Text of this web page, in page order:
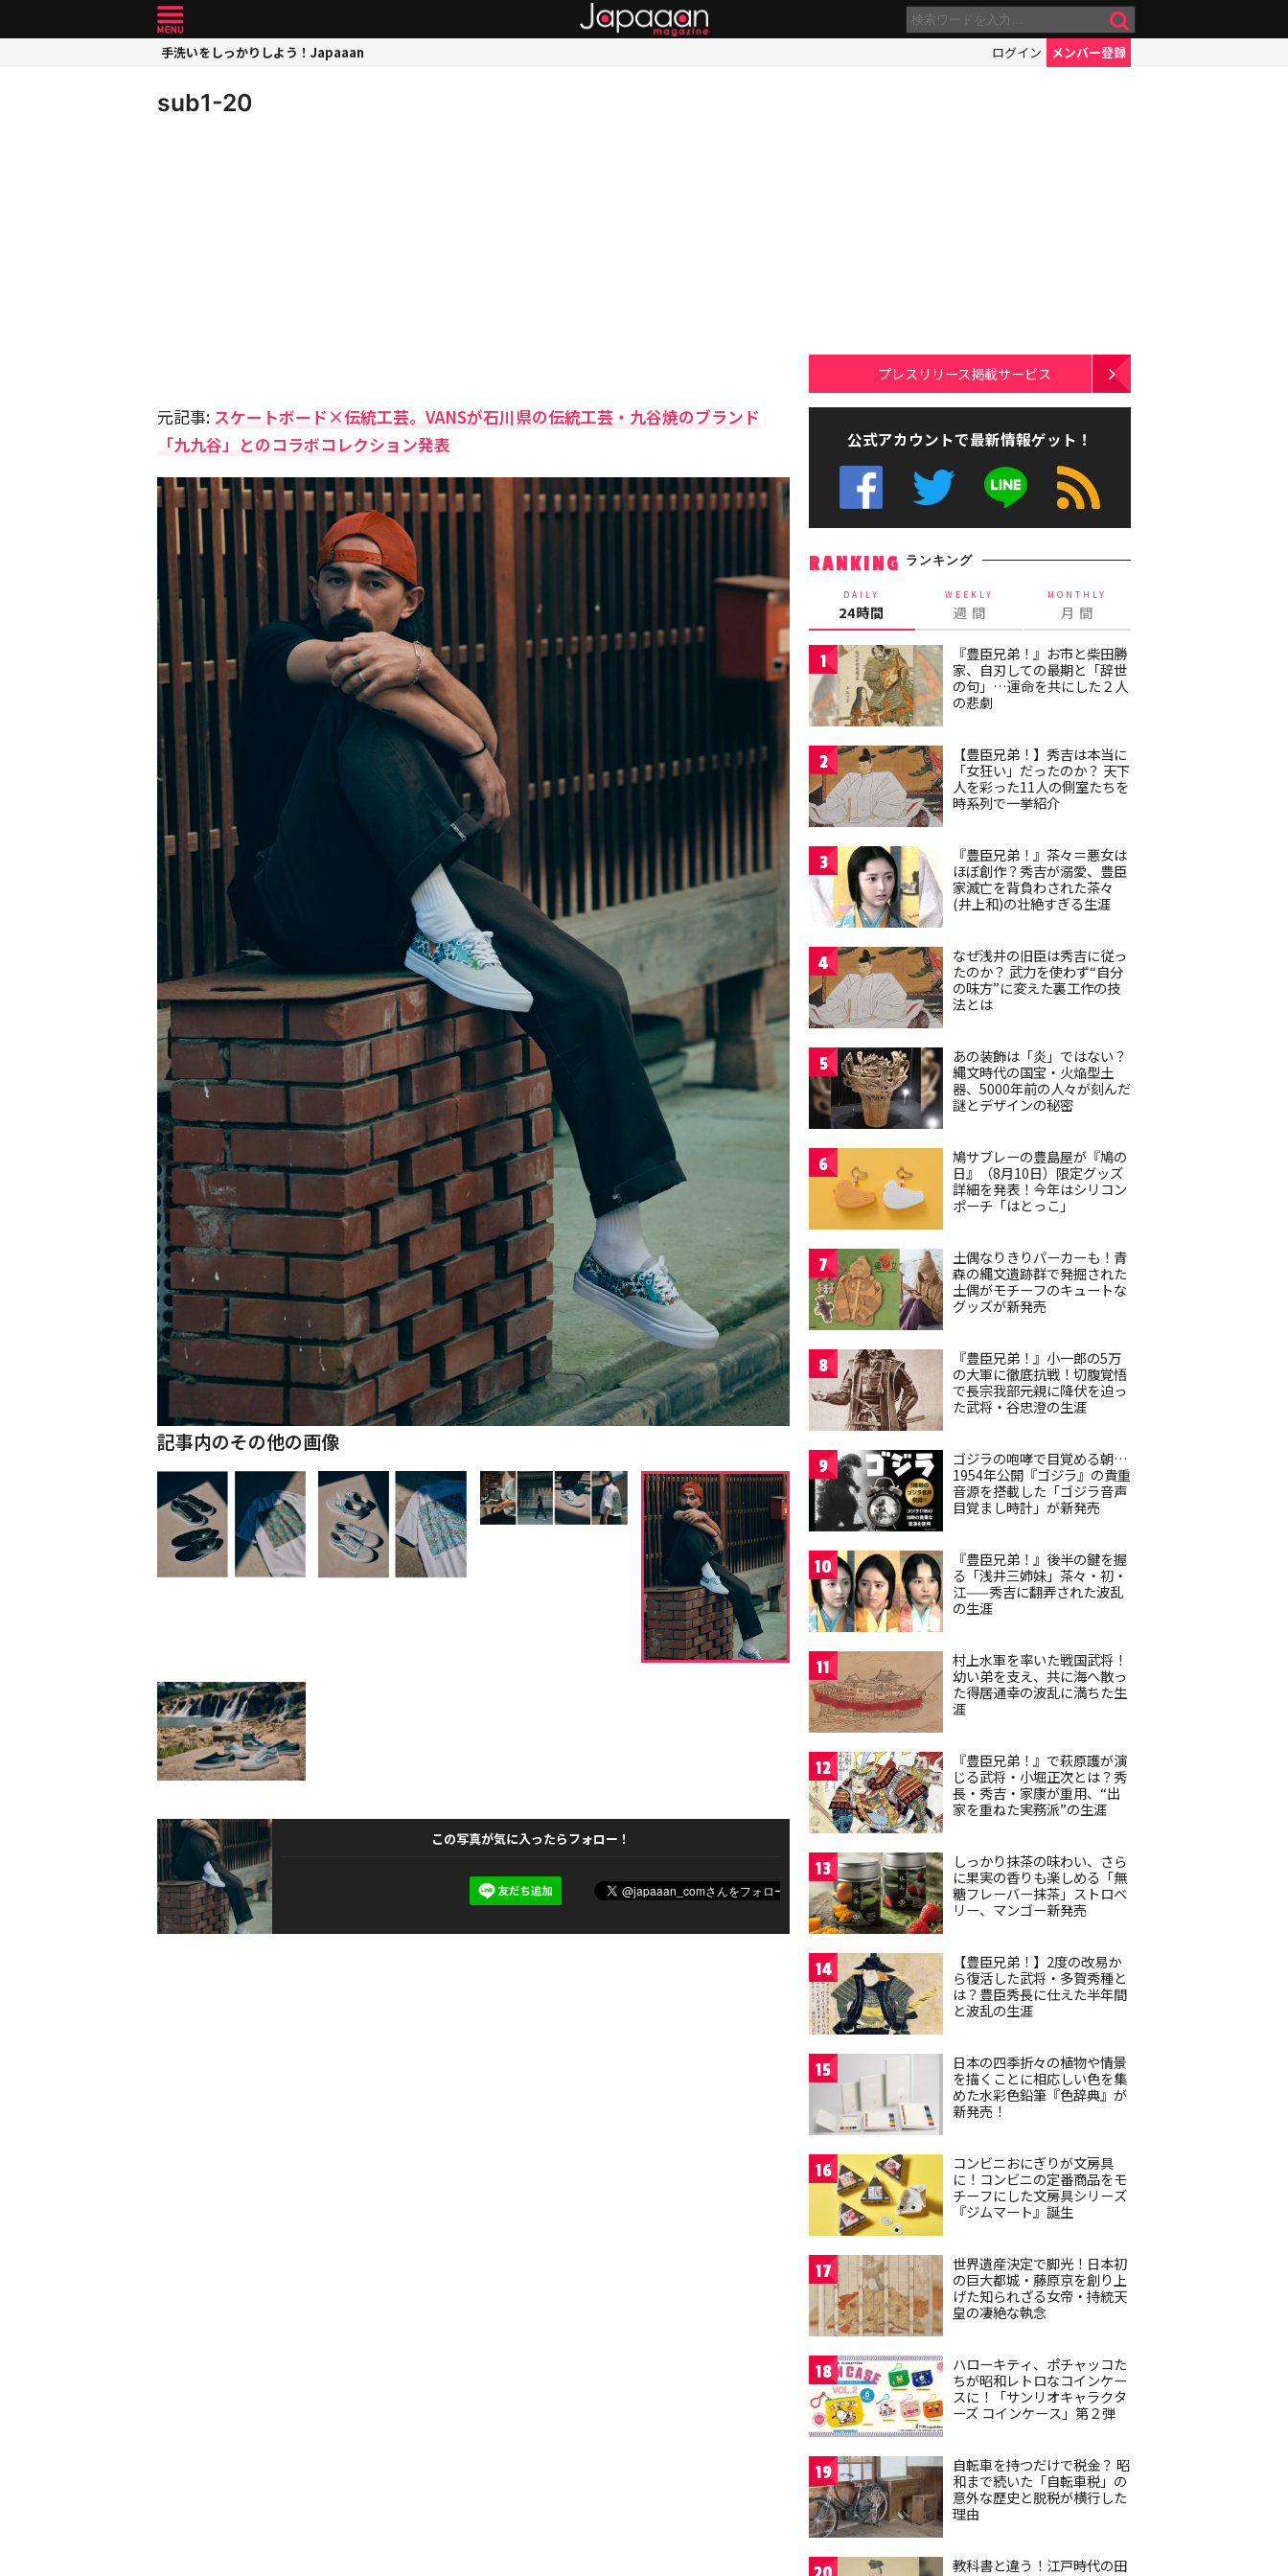
手洗いをしっかりしよう！Japaaan ログイン メンバー登録
sub1-20
元記事: スケートボード×伝統工芸。VANSが石川県の伝統工芸・九谷焼のブランド
「九九谷」とのコラボコレクション発表
記事内のその他の画像
この写真が気に入ったらフォロー！
プレスリリース掲載サービス
公式アカウントで最新情報ゲット！
RANKING ランキング
DAILY
24時間
WEEKLY
週 間
MONTHLY
月 間
1
『豊臣兄弟！』お市と柴田勝
家、自刃しての最期と「辞世
の句」…運命を共にした２人
の悲劇
2
【豊臣兄弟！】秀吉は本当に
「女狂い」だったのか？ 天下
人を彩った11人の側室たちを
時系列で一挙紹介
3
『豊臣兄弟！』茶々＝悪女は
ほぼ創作？秀吉が溺愛、豊臣
家滅亡を背負わされた茶々
(井上和)の壮絶すぎる生涯
4
なぜ浅井の旧臣は秀吉に従っ
たのか？ 武力を使わず“自分
の味方”に変えた裏工作の技
法とは
5
あの装飾は「炎」ではない？
縄文時代の国宝・火焔型土
器、5000年前の人々が刻んだ
謎とデザインの秘密
6
鳩サブレーの豊島屋が『鳩の
日』（8月10日）限定グッズ
詳細を発表！今年はシリコン
ポーチ「はとっこ」
7
土偶なりきりパーカーも！青
森の縄文遺跡群で発掘された
土偶がモチーフのキュートな
グッズが新発売
8
『豊臣兄弟！』小一郎の5万
の大軍に徹底抗戦！切腹覚悟
で長宗我部元親に降伏を迫っ
た武将・谷忠澄の生涯
9
ゴジラの咆哮で目覚める朝…
1954年公開『ゴジラ』の貴重
音源を搭載した「ゴジラ音声
目覚まし時計」が新発売
10
『豊臣兄弟！』後半の鍵を握
る「浅井三姉妹」茶々・初・
江——秀吉に翻弄された波乱
の生涯
11
村上水軍を率いた戦国武将！
幼い弟を支え、共に海へ散っ
た得居通幸の波乱に満ちた生
涯
12
『豊臣兄弟！』で萩原護が演
じる武将・小堀正次とは？秀
長・秀吉・家康が重用、“出
家を重ねた実務派”の生涯
13
しっかり抹茶の味わい、さら
に果実の香りも楽しめる「無
糖フレーバー抹茶」ストロベ
リー、マンゴー新発売
14
【豊臣兄弟！】2度の改易か
ら復活した武将・多賀秀種と
は？豊臣秀長に仕えた半年間
と波乱の生涯
15
日本の四季折々の植物や情景
を描くことに相応しい色を集
めた水彩色鉛筆『色辞典』が
新発売！
16
コンビニおにぎりが文房具
に！コンビニの定番商品をモ
チーフにした文房具シリーズ
『ジムマート』誕生
17
世界遺産決定で脚光！日本初
の巨大都城・藤原京を創り上
げた知られざる女帝・持統天
皇の凄絶な執念
18
ハローキティ、ポチャッコた
ちが昭和レトロなコインケー
スに！「サンリオキャラクタ
ーズ コインケース」第２弾
19
自転車を持つだけで税金？ 昭
和まで続いた「自転車税」の
意外な歴史と脱税が横行した
理由
教科書と違う！江戸時代の田